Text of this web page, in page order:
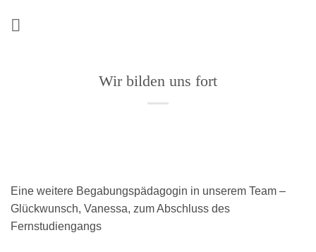
Wir bilden uns fort
Eine weitere Begabungspädagogin in unserem Team –
Glückwunsch, Vanessa, zum Abschluss des
Fernstudiengangs